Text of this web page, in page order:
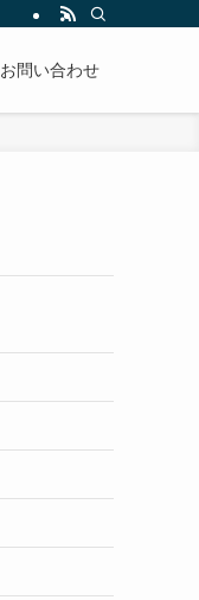
お問い合わせ